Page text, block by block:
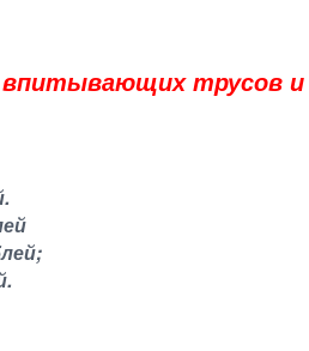
трусов и